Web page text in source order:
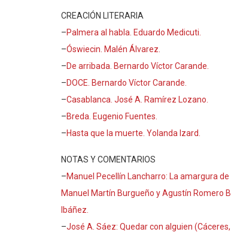
CREACIÓN LITERARIA
–Palmera al habla. Eduardo Medicuti.
–Óswiecin. Malén Álvarez.
–De arribada. Bernardo Víctor Carande.
–DOCE. Bernardo Víctor Carande.
–Casablanca. José A. Ramírez Lozano.
–Breda. Eugenio Fuentes.
–Hasta que la muerte. Yolanda Izard.
NOTAS Y COMENTARIOS
–Manuel Pecellín Lancharro: La amargura
Manuel Martín Burgueño y Agustín Romero
Ibáñez.
–José A. Sáez: Quedar con alguien